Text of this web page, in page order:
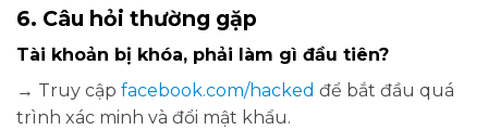
6. Câu hỏi thường gặp
Tài khoản bị khóa, phải làm gì đầu tiên?
→ Truy cập facebook.com/hacked để bắt đầu quá
trình xác minh và đổi mật khẩu.